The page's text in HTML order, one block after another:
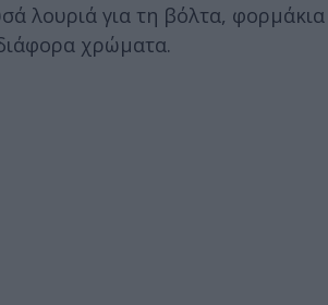
λουριά για τη βόλτα, φορμάκια
χρώματα.